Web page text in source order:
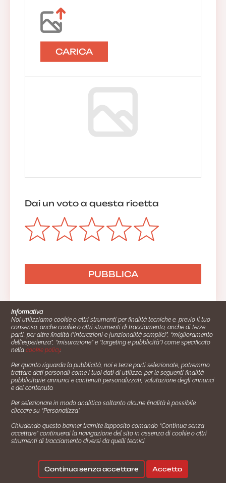
CARICA
Dai un voto a questa ricetta
Cucinare.it è un marchio commerciale di Impiego24.it s.r.l.
copyright 2014 - 2024 P.IVA: 03406490130
Azienda certiﬁcata ISO 27001 numero: SNR 73140386/89/I
- Azienda certiﬁcata ISO 9001 numero: SNR
Gestione consensi e categorie merceologiche marketing
Seguici su:
Informativa
Noi utilizziamo cookie o altri strumenti per finalità tecniche e, previo il tuo
consenso, anche cookie o altri strumenti di tracciamento, anche di terze
parti, per altre finalità (“interazioni e funzionalità semplici”, “miglioramento
dell'esperienza”, “misurazione” e “targeting e pubblicità”) come specificato
nellacookie policy.
Per quanto riguarda la pubblicità, noi e terze parti selezionate, potremmo
trattare dati personali come i tuoi dati di utilizzo, per le seguenti finalità
pubblicitarie: annunci e contenuti personalizzati, valutazione degli annunci
e del contenuto.
Per selezionare in modo analitico soltanto alcune finalità è possibile
cliccare su “Personalizza”.
Chiudendo questo banner tramite l’apposito comando “Continua senza
accettare” continuerai la navigazione del sito in assenza di cookie o altri
strumenti di tracciamento diversi da quelli tecnici.
Continua senza accettare Accetto